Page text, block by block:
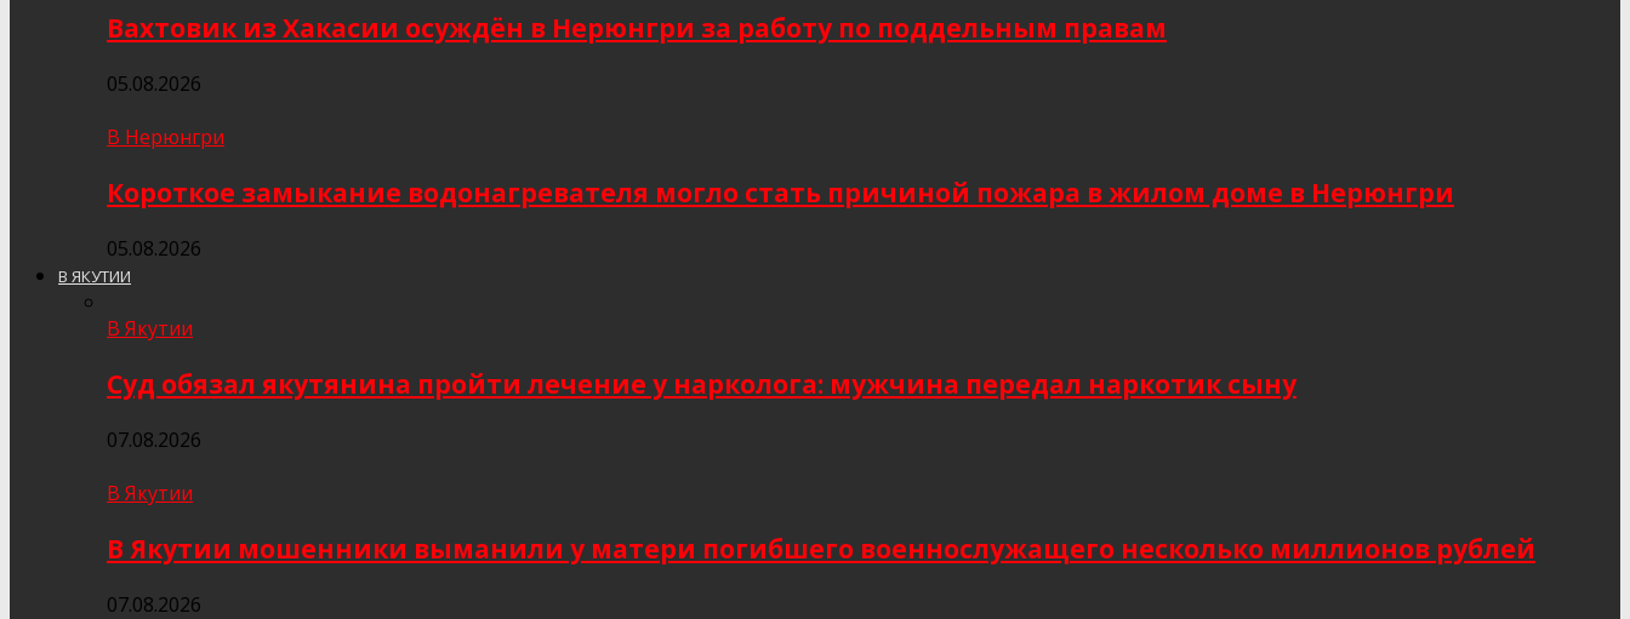
Вахтовик из Хакасии осуждён в Нерюнгри за работу по поддельным правам
05.08.2026
В Нерюнгри
Короткое замыкание водонагревателя могло стать причиной пожара в жилом доме в Нерюнгри
05.08.2026
В ЯКУТИИ
В Якутии
Суд обязал якутянина пройти лечение у нарколога: мужчина передал наркотик сыну
07.08.2026
В Якутии
В Якутии мошенники выманили у матери погибшего военнослужащего несколько миллионов рублей
07.08.2026